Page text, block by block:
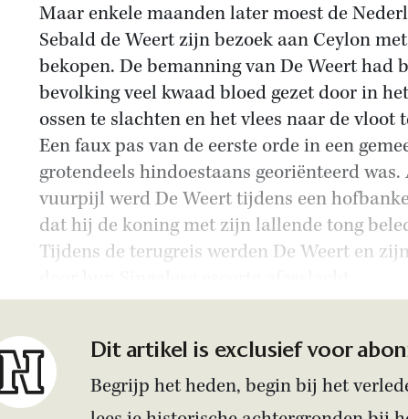
Maar enkele maanden later moest de
Sebald de Weert zijn bezoek aan Ceylon
bekopen. De bemanning van De Weert had
bevolking veel kwaad bloed gezet door in
ossen te slachten en het vlees naar de vloot
Een faux pas van de eerste orde in een
grotendeels hindoestaans georiënteerd
vuurpijl werd De Weert tijdens een
dat hij de koning met zijn lallende tong
Tijdens de terugreis werden De Weert en
Dit artikel is exclusief voor
Begrijp het heden, begin bij het